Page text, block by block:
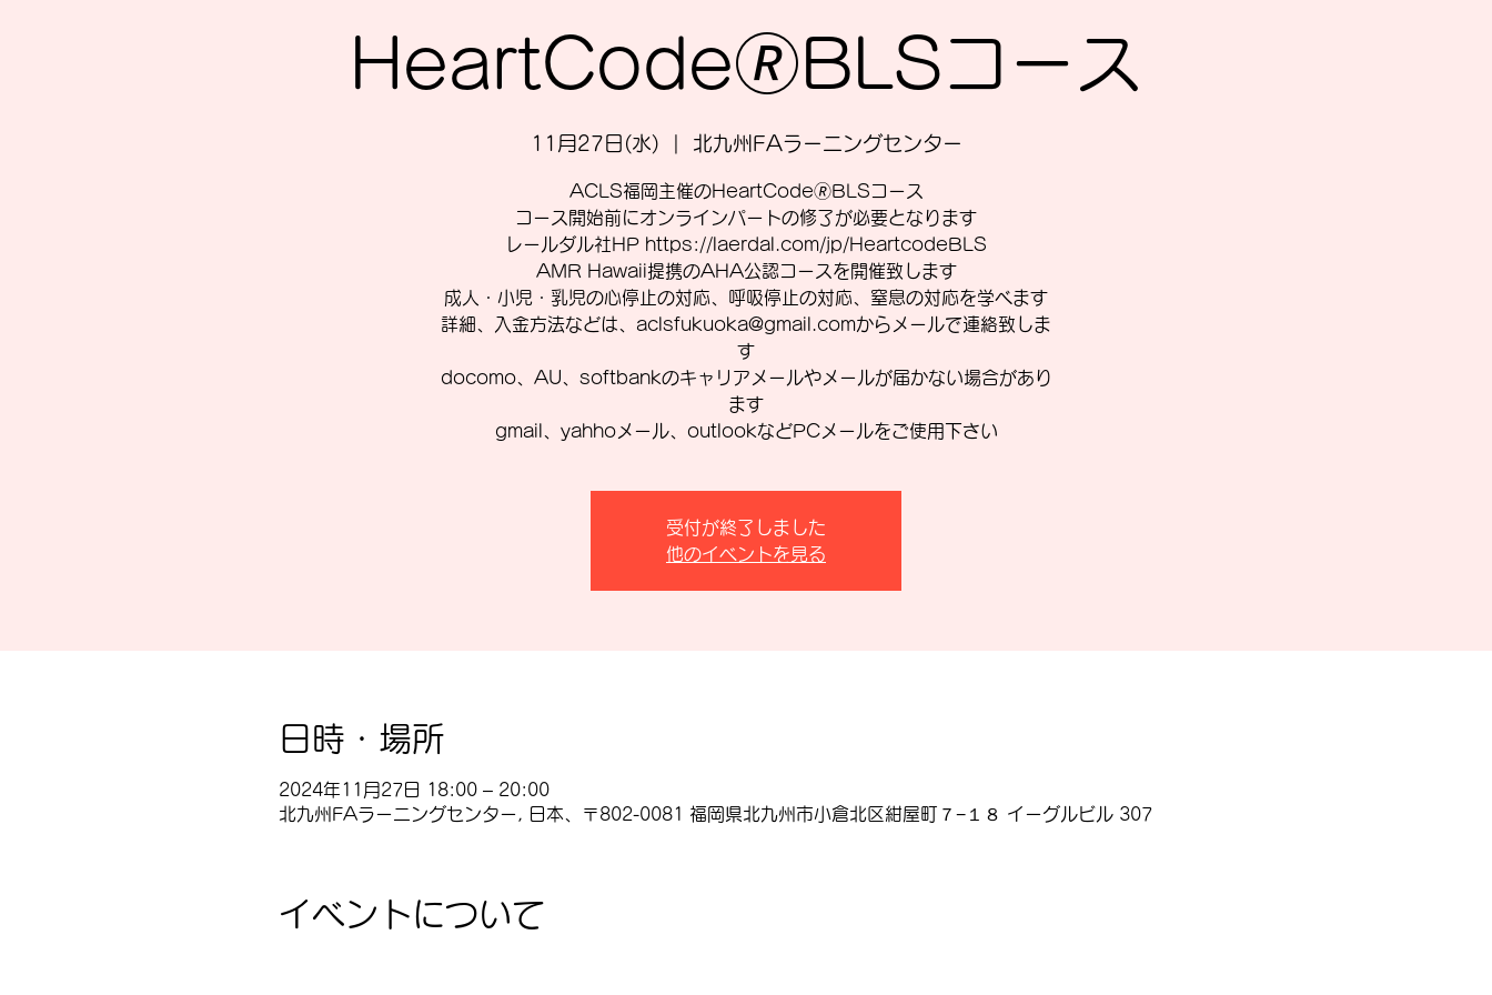
HeartCode🄬BLSコース
11月27日(水) 北九州FAラーニングセンター
ACLS福岡主催のHeartCode🄬BLSコース
コース開始前にオンラインパートの修了が必要となります
レールダル社HP https://laerdal.com/jp/HeartcodeBLS
AMR Hawaii提携のAHA公認コースを開催致します
成人・小児・乳児の心停止の対応、呼吸停止の対応、窒息の対応を学べます
詳細、入金方法などは、aclsfukuoka@gmail.comからメールで連絡致しま
す
docomo、AU、softbankのキャリアメールやメールが届かない場合があり
ます
gmail、yahhoメール、outlookなどPCメールをご使用下さい
受付が終了しました
他のイベントを見る
日時・場所
2024年11月27日 18:00 – 20:00
北九州FAラーニングセンター, 日本、〒802-0081 福岡県北九州市小倉北区紺屋町７−１８ イーグルビル 307
イベントについて